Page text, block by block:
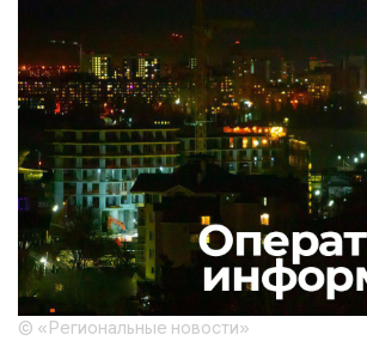
© «Региональные новости»